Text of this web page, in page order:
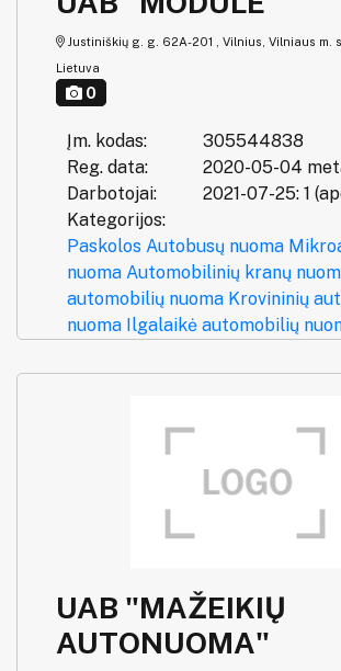
Justiniškių g. g. 62A-201 , Vilnius, Vilniaus m.
Lietuva
0
Įm. kodas:
305544838
Reg. data:
2020-05-04
Darbotojai:
2021-07-25: 1
Kategorijos:
Paskolos Autobusų nuoma
nuoma Automobilinių kranų
automobilių nuoma Krovininių
nuoma Ilgalaikė automobilių
UAB "MAŽEIKIŲ
AUTONUOMA"